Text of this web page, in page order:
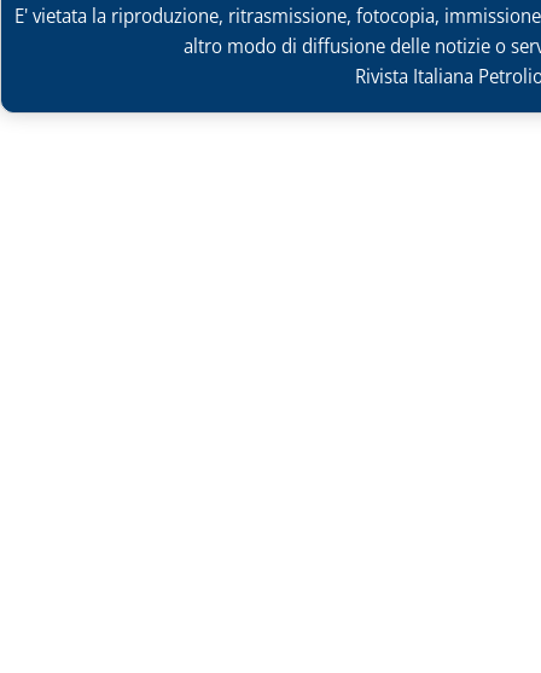
E' vietata la riproduzione, ritrasmissione, fotocopia,
altro modo di diffusione delle notizie o
Rivista Italiana